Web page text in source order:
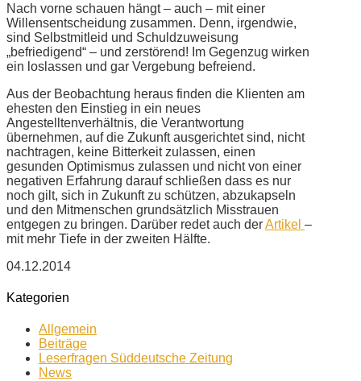
Nach vorne schauen hängt – auch – mit einer
Willensentscheidung zusammen. Denn, irgendwie,
sind Selbstmitleid und Schuldzuweisung
„befriedigend“ – und zerstörend! Im Gegenzug wirken
ein loslassen und gar Vergebung befreiend.
Aus der Beobachtung heraus finden die Klienten am
ehesten den Einstieg in ein neues
Angestelltenverhältnis, die Verantwortung
übernehmen, auf die Zukunft ausgerichtet sind, nicht
nachtragen, keine Bitterkeit zulassen, einen
gesunden Optimismus zulassen und nicht von einer
negativen Erfahrung darauf schließen dass es nur
noch gilt, sich in Zukunft zu schützen, abzukapseln
und den Mitmenschen grundsätzlich Misstrauen
entgegen zu bringen. Darüber redet auch derArtikel –
mit mehr Tiefe in der zweiten Hälfte.
04.12.2014
Kategorien
Allgemein
Beiträge
Leserfragen Süddeutsche Zeitung
News